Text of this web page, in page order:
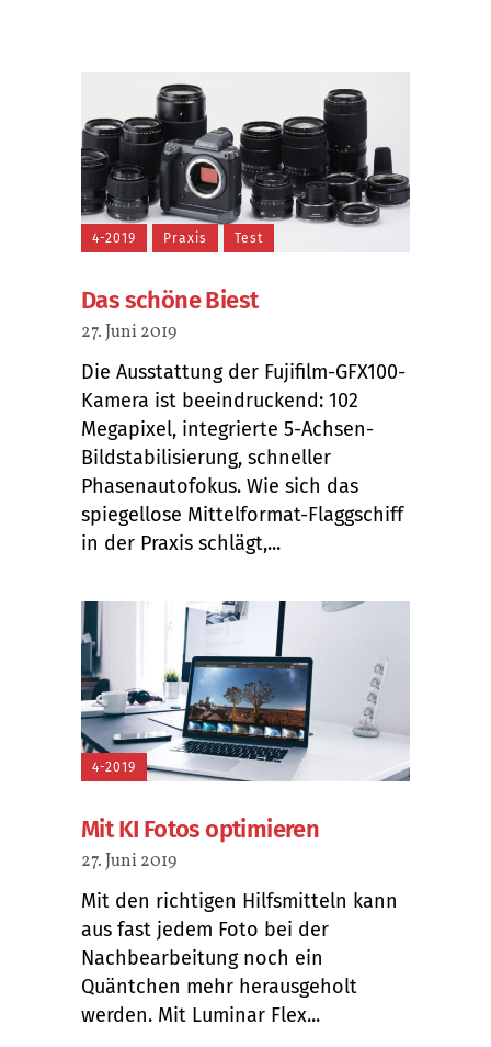
4-2019 Praxis Test
Das schöne Biest
27. Juni 2019
Die Ausstattung der Fujifilm-GFX100-
Kamera ist beeindruckend: 102
Megapixel, integrierte 5-Achsen-
Bildstabilisierung, schneller
Phasenautofokus. Wie sich das
spiegellose Mittelformat-Flaggschiff
in der Praxis schlägt,...
4-2019
Mit KI Fotos optimieren
27. Juni 2019
Mit den richtigen Hilfsmitteln kann
aus fast jedem Foto bei der
Nachbearbeitung noch ein
Quäntchen mehr herausgeholt
werden. Mit Luminar Flex...